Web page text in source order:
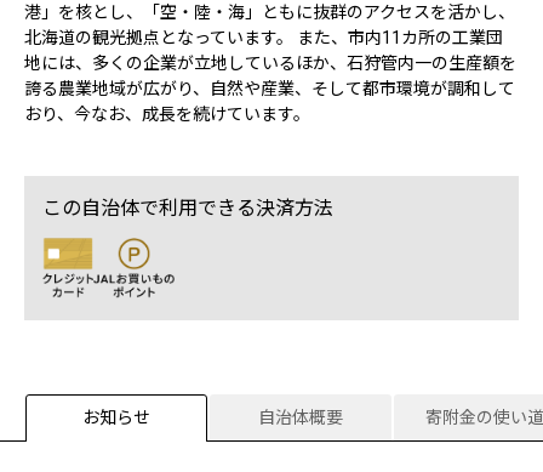
港」を核とし、「空・陸・海」ともに抜群のアクセスを活かし、
北海道の観光拠点となっています。 また、市内11カ所の工業団
地には、多くの企業が立地しているほか、石狩管内一の生産額を
誇る農業地域が広がり、自然や産業、そして都市環境が調和して
おり、今なお、成長を続けています。
この自治体で利用できる決済方法
お知らせ 自治体概要 寄附金の使い道